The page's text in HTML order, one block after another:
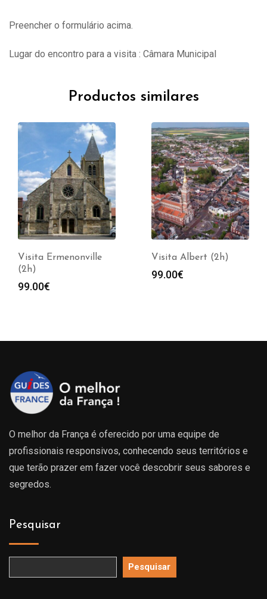
Preencher o formulário acima.
Lugar do encontro para a visita : Câmara Municipal
Productos similares
Visita Ermenonville
(2h)
99.00€
Visita Albert (2h)
99.00€
O melhor da França é oferecido por uma equipe de
profissionais responsivos, conhecendo seus territórios e
que terão prazer em fazer você descobrir seus sabores e
segredos.
Pesquisar
Pesquisar